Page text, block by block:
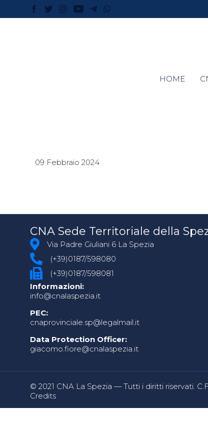
HOME
09 Febbraio 2024
CNA Sede Territoriale della
Via Padre Giuliani 6 La Spezia
(+39)0187/598080
(+39)0187/598081
Informazioni:
info@cnalaspezia.it
PEC:
cnaprovinciale.sp@legalmail.it
Data Protection Officer:
giacomo.fiore@cnalaspezia.it
© 2021 CNA La Spezia — Tutti i diritti riservati.
Credits